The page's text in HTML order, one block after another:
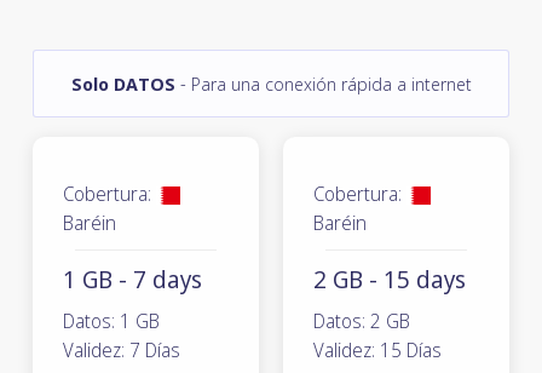
Solo DATOS - Para una conexión rápida a internet
Cobertura:
Baréin
1 GB - 7 days
Datos: 1 GB
Validez: 7 Días
Cobertura:
Baréin
2 GB - 15 days
Datos: 2 GB
Validez: 15 Días